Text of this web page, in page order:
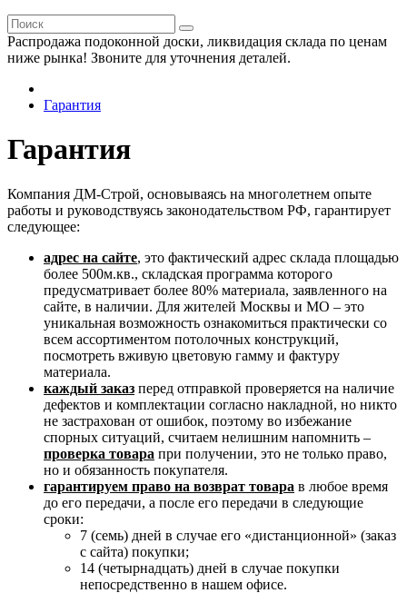
Распродажа подоконной доски, ликвидация склада по ценам
ниже рынка! Звоните для уточнения деталей.
Гарантия
Гарантия
Компания ДМ-Строй, основываясь на многолетнем опыте
работы и руководствуясь законодательством РФ, гарантирует
следующее:
адрес на сайте, это фактический адрес склада площадью
более 500м.кв., складская программа которого
предусматривает более 80% материала, заявленного на
сайте, в наличии. Для жителей Москвы и МО – это
уникальная возможность ознакомиться практически со
всем ассортиментом потолочных конструкций,
посмотреть вживую цветовую гамму и фактуру
материала.
каждый заказ перед отправкой проверяется на наличие
дефектов и комплектации согласно накладной, но никто
не застрахован от ошибок, поэтому во избежание
спорных ситуаций, считаем нелишним напомнить –
проверка товара при получении, это не только право,
но и обязанность покупателя.
гарантируем право на возврат товара в любое время
до его передачи, а после его передачи в следующие
сроки:
7 (семь) дней в случае его «дистанционной» (заказ
с сайта) покупки;
14 (четырнадцать) дней в случае покупки
непосредственно в нашем офисе.